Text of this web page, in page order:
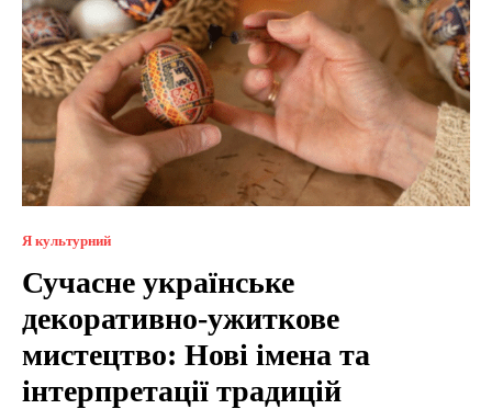
Я культурний
Сучасне українське
декоративно-ужиткове
мистецтво: Нові імена та
інтерпретації традицій